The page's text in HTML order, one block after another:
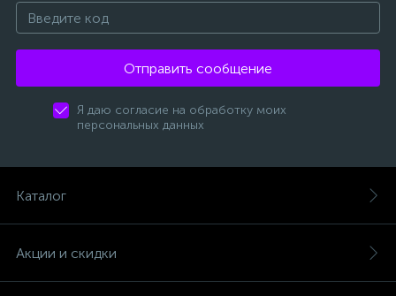
Отправить сообщение
Я даю согласие на обработку моих
персональных данных
Каталог
Акции и скидки